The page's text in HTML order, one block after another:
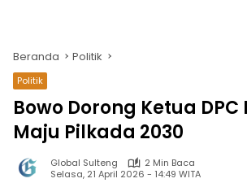
Beranda Politik
Politik
Bowo Dorong Ketua DPC
Maju Pilkada 2030
Global Sulteng
2 Min Baca
Selasa, 21 April 2026 - 14:49 WITA